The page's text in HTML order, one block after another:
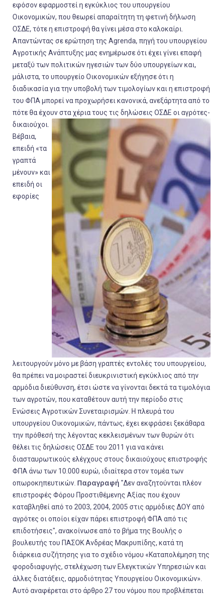
εφόσον εφαρμοστεί η εγκύκλιος του υπουργείου
Οικονομικών, που θεωρεί απαραίτητη τη φετινή δήλωση
ΟΣΔΕ, τότε η επιστροφή θα γίνει μέσα στο καλοκαίρι.
Απαντώντας σε ερώτηση της Agrenda, πηγή του υπουργείου
Αγροτικής Ανάπτυξης μας ενημέρωσε ότι έχει γίνει επαφή
μεταξύ των πολιτικών ηγεσιών των δύο υπουργείων και,
μάλιστα, το υπουργείο Οικονομικών εξήγησε ότι η
διαδικασία για την υποβολή των τιμολογίων και η επιστροφή
του ΦΠΑ μπορεί να προχωρήσει κανονικά, ανεξάρτητα από το
πότε θα έχουν στα χέρια τους τις δηλώσεις ΟΣΔΕ οι αγρότες-
δικαιούχοι.
Βέβαια,
επειδή «τα
γραπτά
μένουν» και
επειδή οι
εφορίες
λειτουργούν μόνο με βάση γραπτές εντολές του υπουργείου,
θα πρέπει να μοιραστεί διευκρινιστική εγκύκλιος από την
αρμόδια διεύθυνση, έτσι ώστε να γίνονται δεκτά τα τιμολόγια
των αγροτών, που καταθέτουν αυτή την περίοδο στις
Ενώσεις Αγροτικών Συνεταιρισμών. Η πλευρά του
υπουργείου Οικονομικών, πάντως, έχει εκφράσει ξεκάθαρα
την πρόθεσή της λέγοντας κεκλεισμένων των θυρών ότι
θέλει τις δηλώσεις ΟΣΔΕ του 2011 για να κάνει
διασταυρωτικούς ελέγχους στους δικαιούχους επιστροφής
ΦΠΑ άνω των 10.000 ευρώ, ιδιαίτερα στον τομέα των
οπωροκηπευτικών. Παραγραφή "Δεν αναζητούνται πλέον
επιστροφές Φόρου Προστιθέμενης Αξίας που έχουν
καταβληθεί από το 2003, 2004, 2005 στις αρμόδιες ΔΟΥ από
αγρότες οι οποίοι είχαν πάρει επιστροφή ΦΠΑ από τις
επιδοτήσεις", ανακοίνωσε από το βήμα της Βουλής ο
βουλευτής του ΠΑΣΟΚ Ανδρέας Μακρυπίδης, κατά τη
διάρκεια συζήτησης για το σχέδιο νόμου «Καταπολέμηση της
φοροδιαφυγής, στελέχωση των Ελεγκτικών Υπηρεσιών και
άλλες διατάξεις, αρμοδιότητας Υπουργείου Οικονομικών».
Αυτό αναφέρεται στο άρθρο 27 του νόμου που προβλέπεται